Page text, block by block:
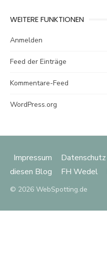
WEITERE FUNKTIONEN
Anmelden
Feed der Einträge
Kommentare-Feed
WordPress.org
Impressum Datenschutz
diesen Blog
FH Wedel
© 2026 WebSpotting.de